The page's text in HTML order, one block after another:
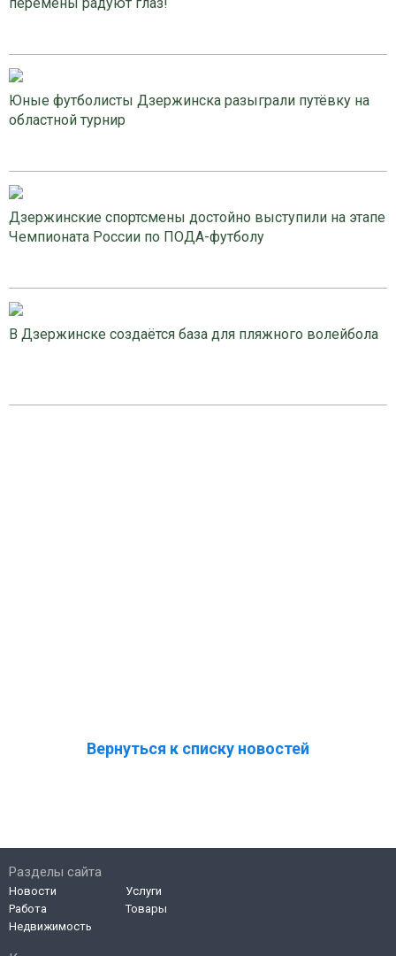
Юные футболисты Дзержинска разыграли путёвку на
областной турнир
Дзержинские спортсмены достойно выступили на этапе
Чемпионата России по ПОДА-футболу
В Дзержинске создаётся база для пляжного волейбола
Вернуться к списку новостей
Разделы сайта
Новости
Работа
Недвижимость
Услуги
Товары